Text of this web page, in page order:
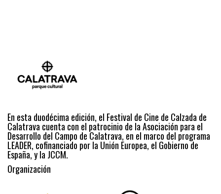
En esta duodécima edición, el Festival de Cine de Calzada de
Calatrava cuenta con el patrocinio de la Asociación para el
Desarrollo del Campo de Calatrava, en el marco del programa
LEADER, cofinanciado por la Unión Europea, el Gobierno de
España, y la JCCM.
Organización